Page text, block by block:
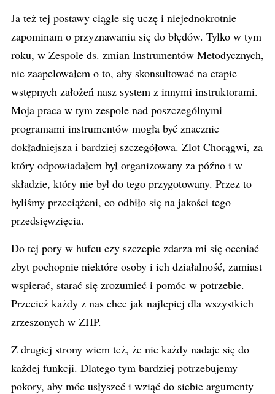
Ja też tej postawy ciągle się uczę i niejednokrotnie
zapominam o przyznawaniu się do błędów. Tylko w tym
roku, w Zespole ds. zmian Instrumentów Metodycznych,
nie zaapelowałem o to, aby skonsultować na etapie
wstępnych założeń nasz system z innymi instruktorami.
Moja praca w tym zespole nad poszczególnymi
programami instrumentów mogła być znacznie
dokładniejsza i bardziej szczegółowa. Zlot Chorągwi, za
który odpowiadałem był organizowany za późno i w
składzie, który nie był do tego przygotowany. Przez to
byliśmy przeciążeni, co odbiło się na jakości tego
przedsięwzięcia.
Do tej pory w hufcu czy szczepie zdarza mi się oceniać
zbyt pochopnie niektóre osoby i ich działalność, zamiast
wspierać, starać się zrozumieć i pomóc w potrzebie.
Przecież każdy z nas chce jak najlepiej dla wszystkich
zrzeszonych w ZHP.
Z drugiej strony wiem też, że nie każdy nadaje się do
każdej funkcji. Dlatego tym bardziej potrzebujemy
pokory, aby móc usłyszeć i wziąć do siebie argumenty